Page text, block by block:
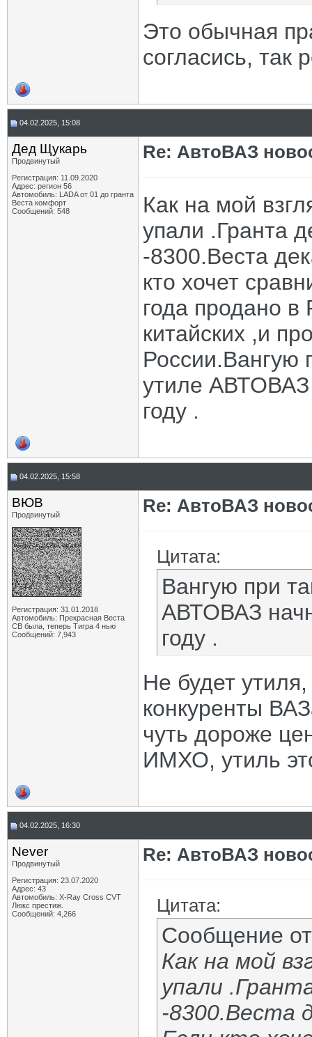
Это обычная
согласись, так
04.02.2025, 15:08
Дед Щукарь
Продвинутый
Регистрация: 11.09.2020
Адрес: регион 56
Автомобиль: LADA от 01 до гранта
Веста комфорт
Сообщений: 548
Re: АвтоВАЗ
Как на мой
упали .Гранта
-8300.Веста
кто хочет
года продано
китайских ,и
России.Вангую
утиле АВТОВАЗ
году .
04.02.2025, 15:58
ВЮВ
Продвинутый
Регистрация: 31.01.2018
Автомобиль: Прекрасная Веста
СВ была, теперь Тигра 4 нью
Сообщений: 7,943
Re: АвтоВАЗ
Цитата:
Вангую при
АВТОВАЗ
году .
Не будет
конкуренты
чуть дороже
ИМХО, утиль
04.02.2025, 16:30
Never
Продвинутый
Регистрация: 23.07.2020
Адрес: 43
Автомобиль: X-Ray Cross CVT
Люкс престиж.
Сообщений: 4,266
Re: АвтоВАЗ
Цитата:
Сообщение
Как на мой
упали
-8300.Веста